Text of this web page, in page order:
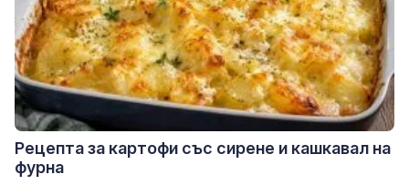
Рецепта за картофи със сирене и кашкавал на
фурна